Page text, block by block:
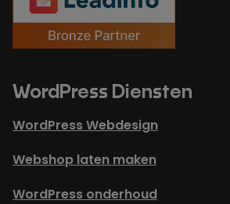
WordPress Diensten
WordPress Webdesign
Webshop laten maken
WordPress onderhoud